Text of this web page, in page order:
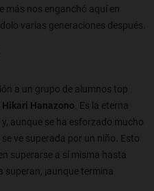
más nos enganchó aquí en
varias generaciones después.
a un grupo de alumnos top
Hikari Hanazono . Es la eterna
aunque se ha esforzado mucho
, se ve superada por un niño. Esto
superarse a sí misma hasta
superan, ¡aunque termina